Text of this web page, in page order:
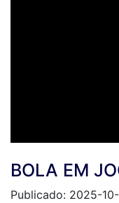
BOLA EM
Publicado: 2025-